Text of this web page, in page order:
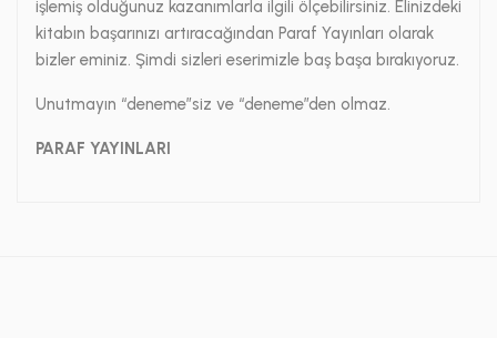
işlemiş olduğunuz kazanımlarla ilgili ölçebilirsiniz. Elinizdeki
kitabın başarınızı artıracağından Paraf Yayınları olarak
bizler eminiz. Şimdi sizleri eserimizle baş başa bırakıyoruz.
Unutmayın “deneme”siz ve “deneme”den olmaz.
PARAF YAYINLARI